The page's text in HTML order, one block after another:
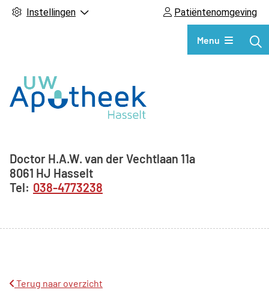
Instellingen Patiëntenomgeving
Hoofdmenu
Menu
Adresgegevens
Doctor H.A.W. van der Vechtlaan 11a
8061 HJ Hasselt
038-4773238
Terug naar overzicht